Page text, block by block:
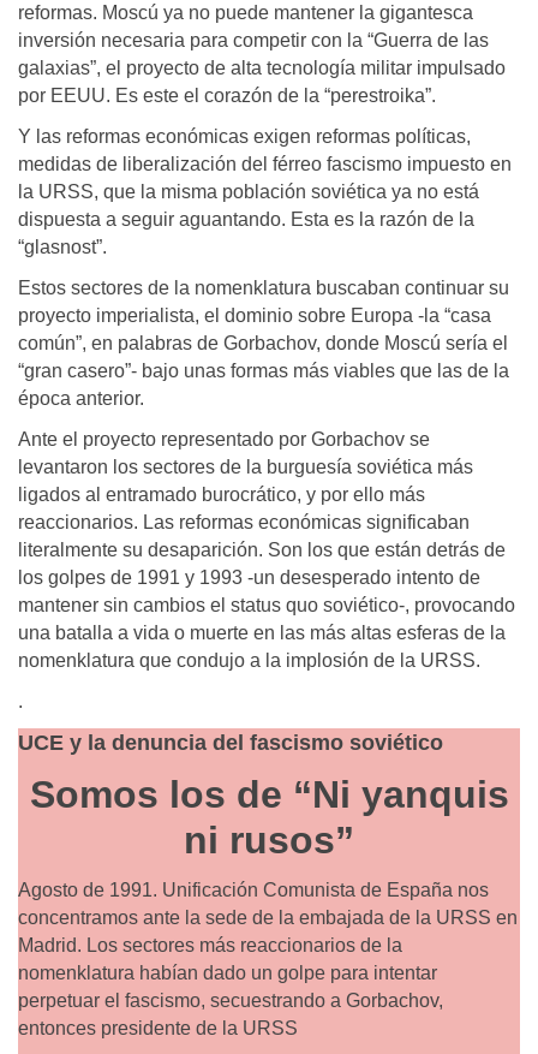
reformas. Moscú ya no puede mantener la gigantesca
inversión necesaria para competir con la “Guerra de las
galaxias”, el proyecto de alta tecnología militar impulsado
por EEUU. Es este el corazón de la “perestroika”.
Y las reformas económicas exigen reformas políticas,
medidas de liberalización del férreo fascismo impuesto en
la URSS, que la misma población soviética ya no está
dispuesta a seguir aguantando. Esta es la razón de la
“glasnost”.
Estos sectores de la nomenklatura buscaban continuar su
proyecto imperialista, el dominio sobre Europa -la “casa
común”, en palabras de Gorbachov, donde Moscú sería el
“gran casero”- bajo unas formas más viables que las de la
época anterior.
Ante el proyecto representado por Gorbachov se
levantaron los sectores de la burguesía soviética más
ligados al entramado burocrático, y por ello más
reaccionarios. Las reformas económicas significaban
literalmente su desaparición. Son los que están detrás de
los golpes de 1991 y 1993 -un desesperado intento de
mantener sin cambios el status quo soviético-, provocando
una batalla a vida o muerte en las más altas esferas de la
nomenklatura que condujo a la implosión de la URSS.
.
UCE y la denuncia del fascismo soviético
Somos los de “Ni yanquis
ni rusos”
Agosto de 1991. Unificación Comunista de España nos
concentramos ante la sede de la embajada de la URSS en
Madrid. Los sectores más reaccionarios de la
nomenklatura habían dado un golpe para intentar
perpetuar el fascismo, secuestrando a Gorbachov,
entonces presidente de la URSS